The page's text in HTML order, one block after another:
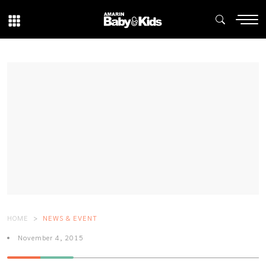
HOME NEWS & EVENT
November 4, 2015